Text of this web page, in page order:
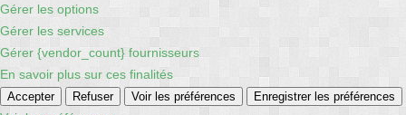
Gérer les options
Gérer les services
Gérer {vendor_count} fournisseurs
En savoir plus sur ces finalités
Accepter Refuser Voir les préférences Enregistrer les préférences